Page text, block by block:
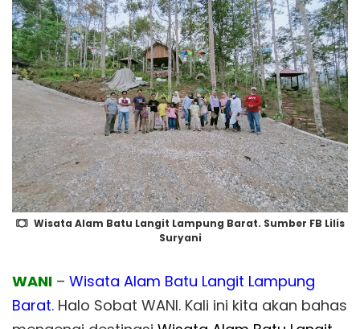
Wisata Alam Batu Langit Lampung Barat. Sumber FB Lilis
Suryani
WANI – Wisata Alam Batu Langit Lampung
Barat. Halo Sobat WANI. Kali ini kita akan bahas